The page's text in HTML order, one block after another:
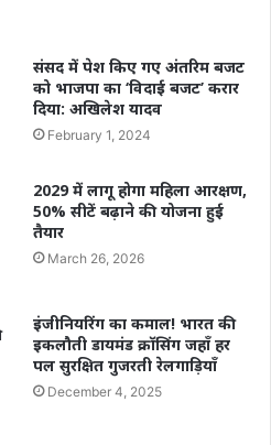
संसद में पेश किए गए अंतरिम बजट
को भाजपा का ‘विदाई बजट’ करार
दिया: अखि‍लेश यादव
February 1, 2024
2029 में लागू होगा महिला आरक्षण,
50% सीटें बढ़ाने की योजना हुई
तैयार
March 26, 2026
इंजीनियरिंग का कमाल! भारत की
इकलौती डायमंड क्रॉसिंग जहाँ हर
पल सुरक्षित गुजरती रेलगाड़ियाँ
December 4, 2025